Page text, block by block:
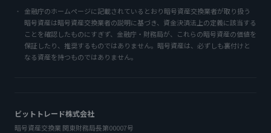
金融庁のホームページに記載されているとおり暗号資産交換業者が取り扱う
暗号資産は暗号資産交換業者の説明に基づき、資金決済法上の定義に該当する
ことを確認したものにすぎず、金融庁・財務局が、これらの暗号資産の価値を
保証したり、推奨するものではありません。暗号資産は、必ずしも裏付けと
なる資産を持つものではありません。
ビットトレード株式会社
暗号資産交換業 関東財務局長第00007号